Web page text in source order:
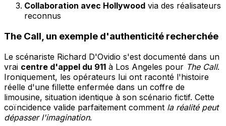
Collaboration avec Hollywood via des réalisateurs
reconnus
The Call, un exemple d'authenticité recherchée
Le scénariste Richard D'Ovidio s'est documenté dans un
vrai centre d'appel du 911 à Los Angeles pour The Call.
Ironiquement, les opérateurs lui ont raconté l'histoire
réelle d'une fillette enfermée dans un coffre de
limousine, situation identique à son scénario fictif. Cette
coïncidence valide parfaitement comment la réalité peut
dépasser l'imagination.